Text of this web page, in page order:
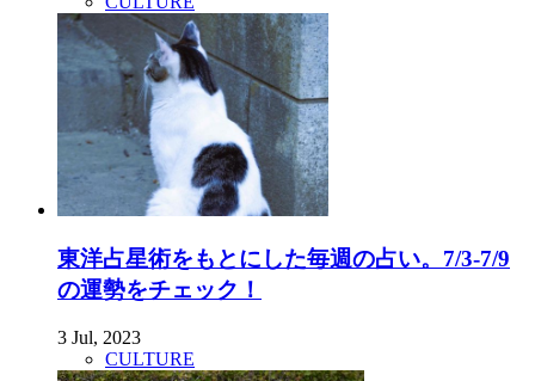
東洋占星術をもとにした毎週の占い。7/3-7/9
の運勢をチェック！
3 Jul, 2023
CULTURE